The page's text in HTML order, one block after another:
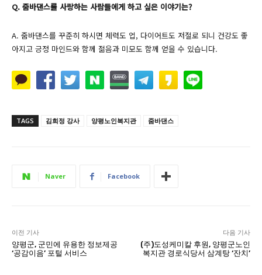
Q. 줌바댄스를 사랑하는 사람들에게 하고 싶은 이야기는?
A. 줌바댄스를 꾸준히 하시면 체력도 업, 다이어트도 저절로 되니 건강도 좋
아지고 긍정 마인드와 함께 젊음과 미모도 함께 얻을 수 있습니다.
TAGS 김희정 강사 양평노인복지관 줌바댄스
Naver Facebook
이전 기사
양평군, 군민에 유용한 정보제공
‘공감이음’ 포털 서비스
다음 기사
(주)도성케미칼 후원, 양평군노인
복지관 경로식당서 삼계탕 ‘잔치’